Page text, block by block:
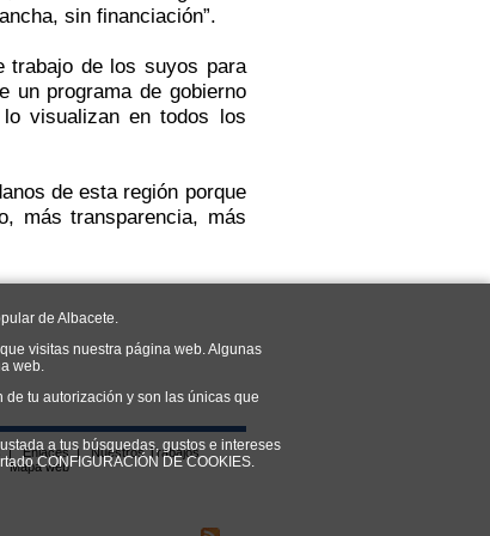
de Albacete.
visitas nuestra página web. Algunas
web.
tu autorización y son las únicas que
a tus búsquedas, gustos e intereses
CONFIGURACIÓN DE COOKIES.
sin financiación”.
trabajo de los suyos para
un programa de gobierno
visualizan en todos los
de esta región porque
más transparencia, más
| Enlaces |
Nuestros Trabajos
Mapa web